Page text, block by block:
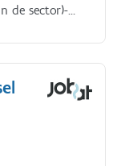
de sector)-
en
Bereid